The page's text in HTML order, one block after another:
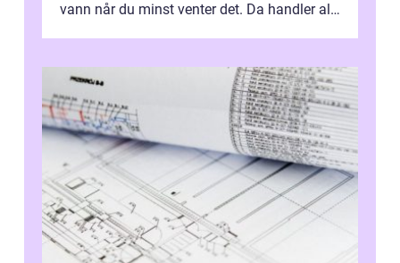
vann når du minst venter det. Da handler alt